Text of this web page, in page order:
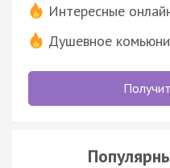
Интересные
Душевное